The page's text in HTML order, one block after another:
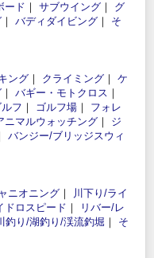
ード ｜ サブウイング ｜ グ
｜ バディダイビング ｜ そ
ング ｜ クライミング ｜ ケ
｜ バギー・モトクロス ｜
ルフ ｜ ゴルフ場 ｜ フォレ
ニマルウォッチング ｜ ジ
｜ バンジー/ブリッジスウィ
ニオニング ｜
川下り/ライ
ドロスピード ｜
リバー/レ
釣り/湖釣り/渓流釣堀 ｜ そ